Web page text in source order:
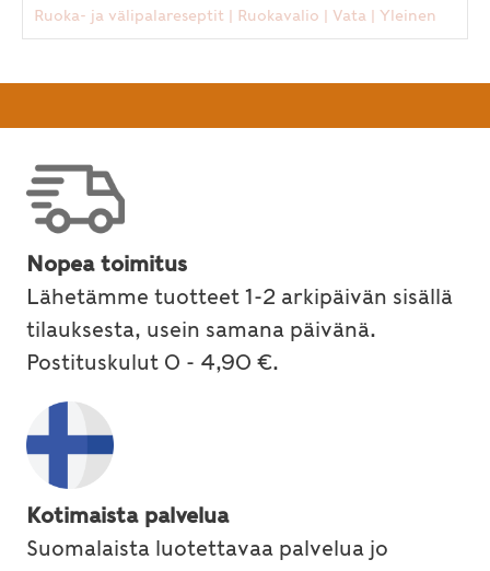
Ruoka- ja välipalareseptit | Ruokavalio | Vata | Yleinen
Nopea toimitus
Lähetämme tuotteet 1-2 arkipäivän sisällä
tilauksesta, usein samana päivänä.
Postituskulut 0 - 4,90 €.
Kotimaista palvelua
Suomalaista luotettavaa palvelua jo